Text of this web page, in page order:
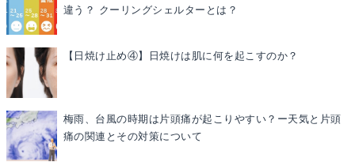
違う？ クーリングシェルターとは？
【日焼け止め④】日焼けは肌に何を起こすのか？
梅雨、台風の時期は片頭痛が起こりやすい？ー天気と片頭
痛の関連とその対策について